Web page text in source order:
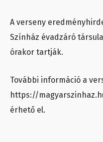
A verseny
Színház évadzáró
órakor tartják.
További információ a
https://
érhető el.